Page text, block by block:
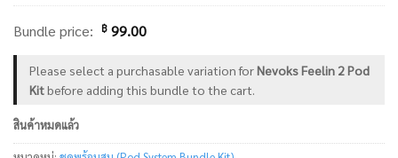
Bundle price: ฿99.00
Please select a purchasable variation forNevoks Feelin 2 Pod
Kitbefore adding this bundle to the cart.
สินค้าหมดแล้ว